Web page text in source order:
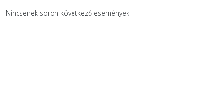
Nincsenek soron következő események